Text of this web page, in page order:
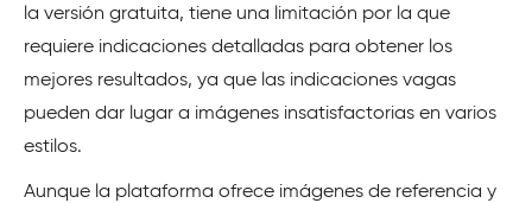
la versión gratuita, tiene una limitación por la que
requiere indicaciones detalladas para obtener los
mejores resultados, ya que las indicaciones vagas
pueden dar lugar a imágenes insatisfactorias en varios
estilos.
Aunque la plataforma ofrece imágenes de referencia y